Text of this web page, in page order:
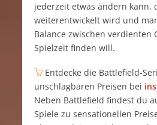
jederzeit etwas ändern kann,
weiterentwickelt wird und
Balance zwischen verdienten
Spielzeit finden will.
Entdecke die Battlefield-
unschlagbaren Preisen bei
Neben Battlefield findest du
Spiele zu sensationellen